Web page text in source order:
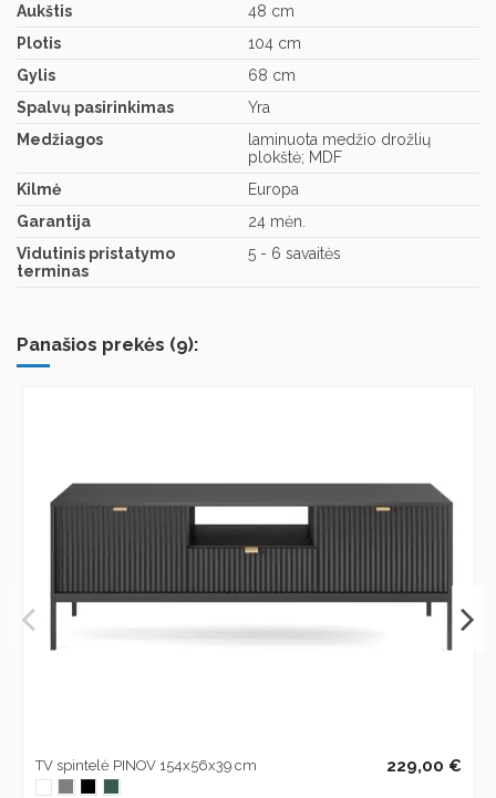
Aukštis
48 cm
Plotis
104 cm
Gylis
68 cm
Spalvų pasirinkimas
Yra
Medžiagos
laminuota medžio drožlių
plokštė; MDF
Kilmė
Europa
Garantija
24 mėn.
Vidutinis pristatymo
terminas
5 - 6 savaitės
Panašios prekės (9):
TV spintelė PINOV 154x56x39 cm 229,00 €